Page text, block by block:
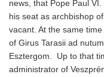
news, that Pope Paul
his seat as archbishop
vacant. At the same
of Girus Tarasii ad
Esztergom. Up to that
administrator of